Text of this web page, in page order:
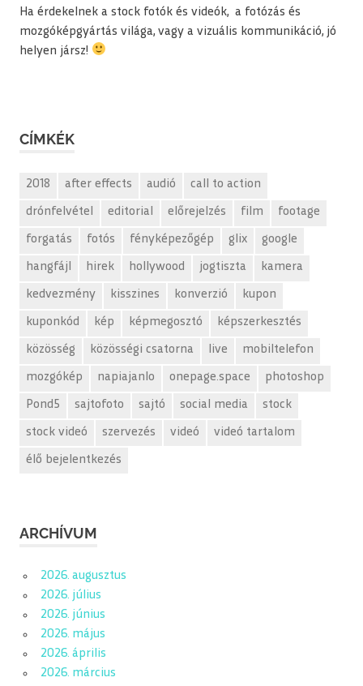
Ha érdekelnek a stock fotók és videók, a fotózás és
mozgóképgyártás világa, vagy a vizuális kommunikáció, jó
helyen jársz!
CÍMKÉK
2018 after effects audió call to action
drónfelvétel editorial előrejelzés film footage
forgatás fotós fényképezőgép glix google
hangfájl hirek hollywood jogtiszta kamera
kedvezmény kisszines konverzió kupon
kuponkód kép képmegosztó képszerkesztés
közösség közösségi csatorna live mobiltelefon
mozgókép napiajanlo onepage.space photoshop
Pond5 sajtofoto sajtó social media stock
stock videó szervezés videó videó tartalom
élő bejelentkezés
ARCHÍVUM
2026. augusztus
2026. július
2026. június
2026. május
2026. április
2026. március